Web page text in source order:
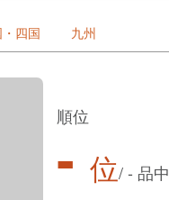
四国 九州
順位
- 位/- 品中